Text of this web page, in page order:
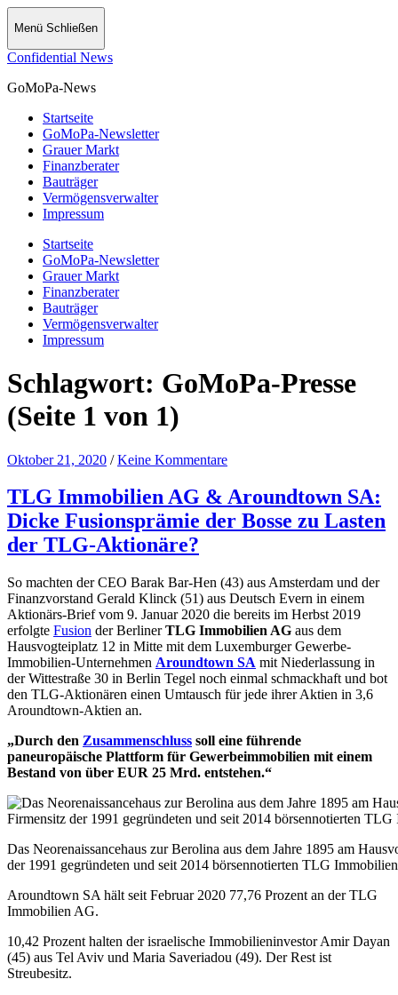
Menü Schließen
Confidential News
GoMoPa-News
Startseite
GoMoPa-Newsletter
Grauer Markt
Finanzberater
Bauträger
Vermögensverwalter
Impressum
Startseite
GoMoPa-Newsletter
Grauer Markt
Finanzberater
Bauträger
Vermögensverwalter
Impressum
Schlagwort: GoMoPa-Presse
(Seite 1 von 1)
Oktober 21, 2020 / Keine Kommentare
TLG Immobilien AG & Aroundtown SA:
Dicke Fusionsprämie der Bosse zu Lasten
der TLG-Aktionäre?
So machten der CEO Barak Bar-Hen (43) aus Amsterdam und der
Finanzvorstand Gerald Klinck (51) aus Deutsch Evern in einem
Aktionärs-Brief vom 9. Januar 2020 die bereits im Herbst 2019
erfolgte Fusion der BerlinerTLG Immobilien AG aus dem
Hausvogteiplatz 12 in Mitte mit dem Luxemburger Gewerbe-
Immobilien-Unternehmen Aroundtown SA mit Niederlassung in
der Wittestraße 30 in Berlin Tegel noch einmal schmackhaft und bot
den TLG-Aktionären einen Umtausch für jede ihrer Aktien in 3,6
Aroundtown-Aktien an.
„Durch den Zusammenschluss soll eine führende
paneuropäische Plattform für Gewerbeimmobilien mit einem
Bestand von über EUR 25 Mrd. entstehen.“
Das Neorenaissancehaus zur Berolina aus dem Jahre 1895 am
der 1991 gegründeten und seit 2014 börsennotierten TLG
Aroundtown SA hält seit Februar 2020 77,76 Prozent an der TLG
Immobilien AG.
10,42 Prozent halten der israelische Immobilieninvestor Amir Dayan
(45) aus Tel Aviv und Maria Saveriadou (49). Der Rest ist
Streubesitz.